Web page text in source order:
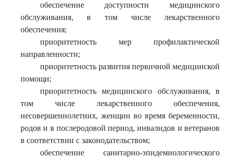
обеспечение доступности медицинского
обслуживания, в том числе лекарственного
обеспечения;
приоритетность мер профилактической
направленности;
приоритетность развития первичной медицинской
помощи;
приоритетность медицинского обслуживания, в
том числе лекарственного обеспечения,
несовершеннолетних, женщин во время беременности,
родов и в послеродовой период, инвалидов и ветеранов
в соответствии с законодательством;
обеспечение санитарно-эпидемиологического